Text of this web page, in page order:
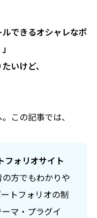
ルできるオシャレなポ
いけど、
この記事では、
ォリオサイト
方でもわかりや
トフォリオの制
マ・プラグイ